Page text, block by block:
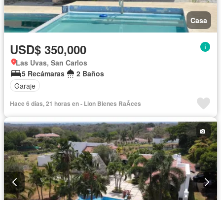
Casa
USD$ 350,000
Las Uvas, San Carlos
5 Recámaras
2 Baños
Garaje
Hace 6 días, 21 horas en - Lion Bienes RaÃ­ces